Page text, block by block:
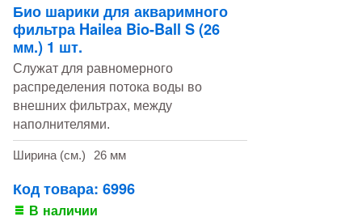
Био шарики для акваримного
фильтра Hailea Bio-Ball S (26
мм.) 1 шт.
Служат для равномерного
распределения потока воды во
внешних фильтрах, между
наполнителями.
Ширина (см.) 26 мм
Код товара: 6996
В наличии